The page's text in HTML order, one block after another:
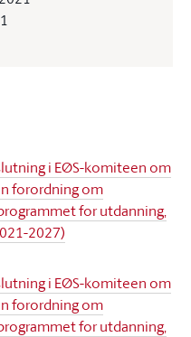
i EØS-komiteen om
forordning om
for utdanning,
2027)
i EØS-komiteen om
forordning om
for utdanning,